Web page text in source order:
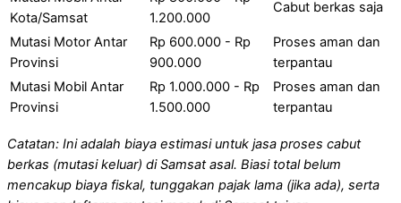
Kota/Samsat
1.200.000
Cabut berkas saja
Mutasi Motor Antar
Provinsi
Rp 600.000 - Rp
900.000
Proses aman dan
terpantau
Mutasi Mobil Antar
Provinsi
Rp 1.000.000 - Rp
1.500.000
Proses aman dan
terpantau
Catatan: Ini adalah biaya estimasi untuk jasa proses cabut
berkas (mutasi keluar) di Samsat asal. Biasi total belum
mencakup biaya fiskal, tunggakan pajak lama (jika ada), serta